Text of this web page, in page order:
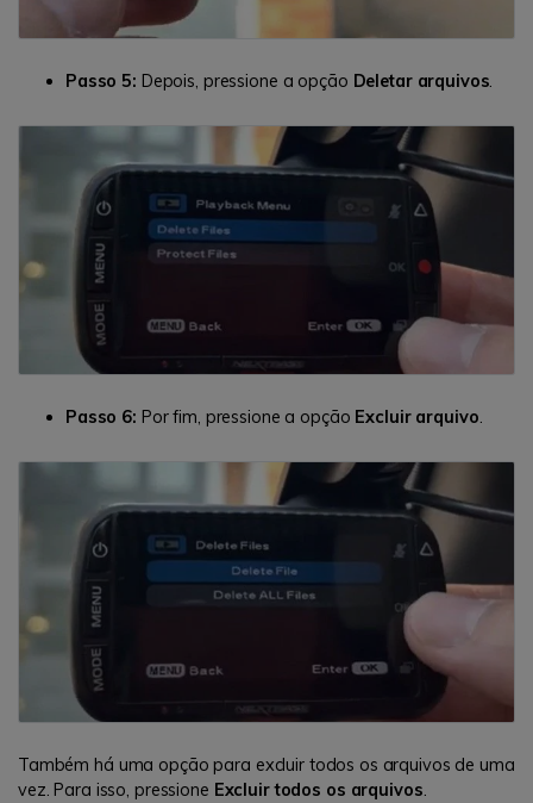
Passo 5: Depois, pressione a opção Deletar arquivos.
Passo 6: Por fim, pressione a opção Excluir arquivo.
Também há uma opção para excluir todos os arquivos de uma
vez. Para isso, pressione Excluir todos os arquivos.